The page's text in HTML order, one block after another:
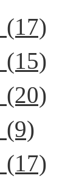
(17)
(15)
(20)
(9)
(17)